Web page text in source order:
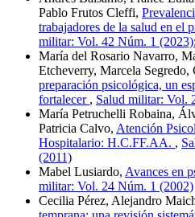
Pablo Frutos Cleffi,
trabajadores de la salud en el
militar: Vol. 42 Núm. 1
María del Rosario Navarro,
Etcheverry, Marcela Segredo,
preparación psicológica, un
fortalecer , Salud militar: Vol.
María Petruchelli Robaina,
Patricia Calvo, Atención
Hospitalario: H.C.FF.AA. ,
(2011)
Mabel Lusiardo, Avances en
militar: Vol. 24 Núm. 1 (2002)
Cecilia Pérez, Alejandro